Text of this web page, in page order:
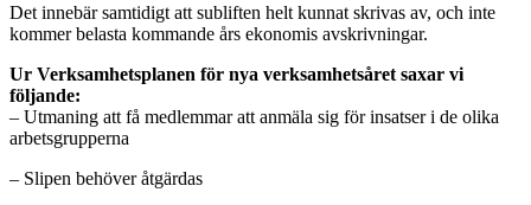
Det innebär samtidigt att subliften helt kunnat skrivas av, och inte
kommer belasta kommande års ekonomis avskrivningar.
Ur Verksamhetsplanen för nya verksamhetsåret saxar vi
följande:
– Utmaning att få medlemmar att anmäla sig för insatser i de olika
arbetsgrupperna
– Slipen behöver åtgärdas